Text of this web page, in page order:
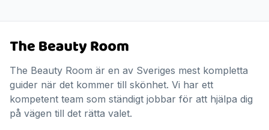
The Beauty Room är en av Sveriges mest kompletta
guider när det kommer till skönhet. Vi har ett
kompetent team som ständigt jobbar för att hjälpa dig
på vägen till det rätta valet.